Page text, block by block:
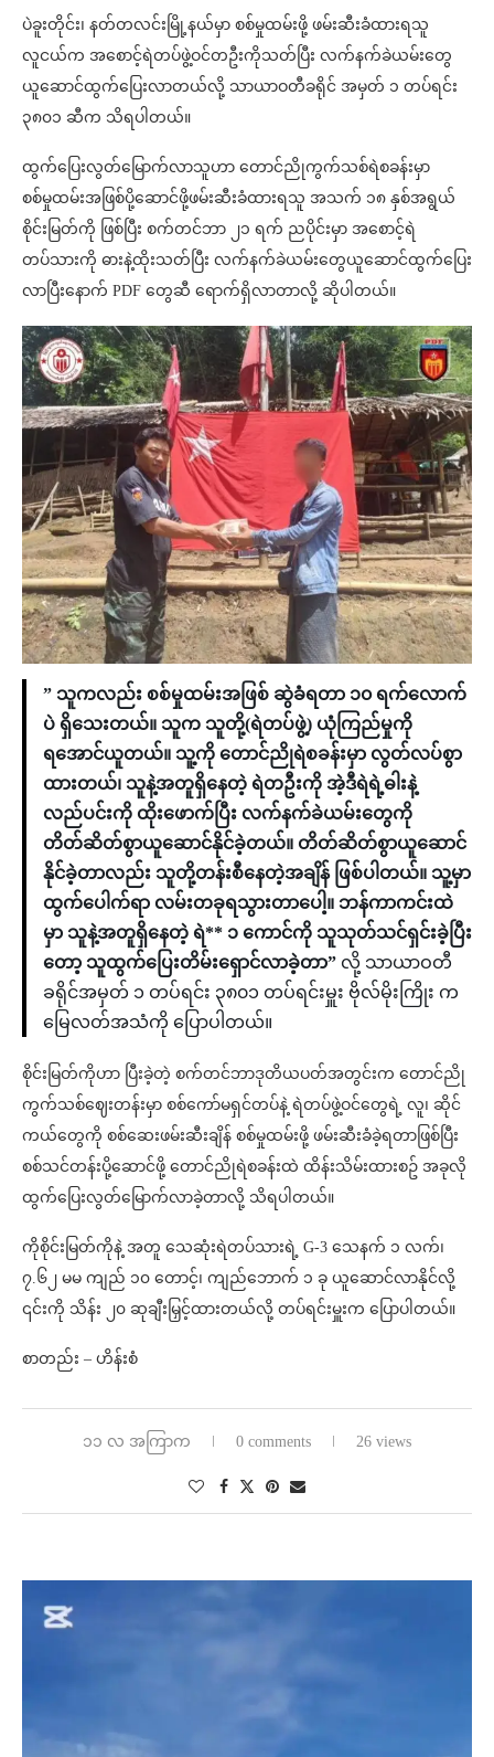
ပဲခူးတိုင်း၊ နတ်တလင်းမြို့နယ်မှာ စစ်မှုထမ်းဖို့ ဖမ်းဆီးခံထားရသူ
လူငယ်က အစောင့်ရဲတပ်ဖွဲ့ဝင်တဦးကိုသတ်ပြီး လက်နက်ခဲယမ်းတွေ
ယူဆောင်ထွက်ပြေးလာတယ်လို့ သာယာဝတီခရိုင် အမှတ် ၁ တပ်ရင်း
၃၈၀၁ ဆီက သိရပါတယ်။
ထွက်ပြေးလွတ်မြောက်လာသူဟာ တောင်ညိုကွက်သစ်ရဲစခန်းမှာ
စစ်မှုထမ်းအဖြစ်ပို့ဆောင်ဖို့ဖမ်းဆီးခံထားရသူ အသက် ၁၈ နှစ်အရွယ်
စိုင်းမြတ်ကို ဖြစ်ပြီး စက်တင်ဘာ ၂၁ ရက် ညပိုင်းမှာ အစောင့်ရဲ
တပ်သားကို ဓားနဲ့ထိုးသတ်ပြီး လက်နက်ခဲယမ်းတွေယူဆောင်ထွက်ပြေး
လာပြီးနောက် PDF တွေဆီ ရောက်ရှိလာတာလို့ ဆိုပါတယ်။
” သူကလည်း စစ်မှုထမ်းအဖြစ် ဆွဲခံရတာ ၁၀ ရက်လောက်
ပဲ ရှိသေးတယ်။ သူက သူတို့(ရဲတပ်ဖွဲ့) ယုံကြည်မှုကို
ရအောင်ယူတယ်။ သူ့ကို တောင်ညိုရဲစခန်းမှာ လွတ်လပ်စွာ
ထားတယ်၊ သူနဲ့အတူရှိနေတဲ့ ရဲတဦးကို အဲ့ဒီရဲရဲ့ဓါးနဲ့
လည်ပင်းကို ထိုးဖောက်ပြီး လက်နက်ခဲယမ်းတွေကို
တိတ်ဆိတ်စွာယူဆောင်နိုင်ခဲ့တယ်။ တိတ်ဆိတ်စွာယူဆောင်
နိုင်ခဲ့တာလည်း သူတို့တန်းစီနေတဲ့အချိန် ဖြစ်ပါတယ်။ သူ့မှာ
ထွက်ပေါက်ရာ လမ်းတခုရသွားတာပေါ့။ ဘန်ကာကင်းထဲ
မှာ သူနဲ့အတူရှိနေတဲ့ ရဲ** ၁ ကောင်ကို သူသုတ်သင်ရှင်းခဲ့ပြီး
တော့ သူထွက်ပြေးတိမ်းရှောင်လာခဲ့တာ” လို့ သာယာဝတီ
ခရိုင်အမှတ် ၁ တပ်ရင်း ၃၈၀၁ တပ်ရင်းမှူး ဗိုလ်မိုးကြိုး က
မြေလတ်အသံကို ပြောပါတယ်။
စိုင်းမြတ်ကိုဟာ ပြီးခဲ့တဲ့ စက်တင်ဘာဒုတိယပတ်အတွင်းက တောင်ညို
ကွက်သစ်ဈေးတန်းမှာ စစ်ကော်မရှင်တပ်နဲ့ ရဲတပ်ဖွဲ့ဝင်တွေရဲ့ လူ၊ ဆိုင်
ကယ်တွေကို စစ်ဆေးဖမ်းဆီးချိန် စစ်မှုထမ်းဖို့ ဖမ်းဆီးခံခဲ့ရတာဖြစ်ပြီး
စစ်သင်တန်းပို့ဆောင်ဖို့ တောင်ညိုရဲစခန်းထဲ ထိန်းသိမ်းထားစဥ် အခုလို
ထွက်ပြေးလွတ်မြောက်လာခဲ့တာလို့ သိရပါတယ်။
ကိုစိုင်းမြတ်ကိုနဲ့ အတူ သေဆုံးရဲတပ်သားရဲ့ G-3 သေနက် ၁ လက်၊
၇.၆၂ မမ ကျည် ၁၀ တောင့်၊ ကျည်ဘောက် ၁ ခု ယူဆောင်လာနိုင်လို့
၎င်းကို သိန်း ၂၀ ဆုချီးမြှင့်ထားတယ်လို့ တပ်ရင်းမှူးက ပြောပါတယ်။
စာတည်း – ဟိန်းစံ
၁၁ လ အကြာက 0 comments 26 views